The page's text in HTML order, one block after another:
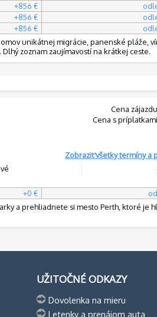
+856 €
+856 €
+856 €
unikátnej migrácie, panenské pláže,
zoznam zaujímavostí na krátkej ceste.
Cena
Cena s
Zobraziť všetky termíny a
+0 €
a prehliadnete si mesto Perth, ktoré je
UŽITOČNÉ ODKAZY
Dovolenka na mieru
Letenky a prenájom auta